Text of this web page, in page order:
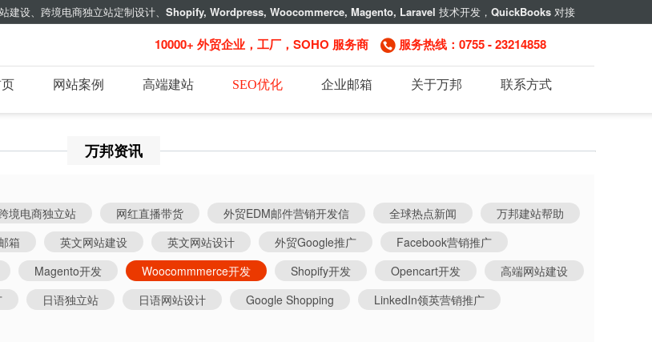
设、跨境电商独立站定制设计、 Shopify, Wordpress, Woocommerce, Magento, Laravel 技术开发， QuickBooks对接
10000+ 外贸企业，工厂，SOHO 服务商 服务热线：0755 - 23214858
网站案例 高端建站 SEO优化 企业邮箱 关于万邦 联系方式
万邦资讯
境电商独立站 网红直播带货 外贸EDM邮件营销开发信 全球热点新闻
万邦建站帮助
箱 英文网站建设 英文网站设计 外贸Google推广
Facebook营销推广
Magento开发 Woocommmerce开发 Shopify开发 Opencart开发
高端网站建设
日语独立站 日语网站设计 Google Shopping
LinkedIn领英营销推广